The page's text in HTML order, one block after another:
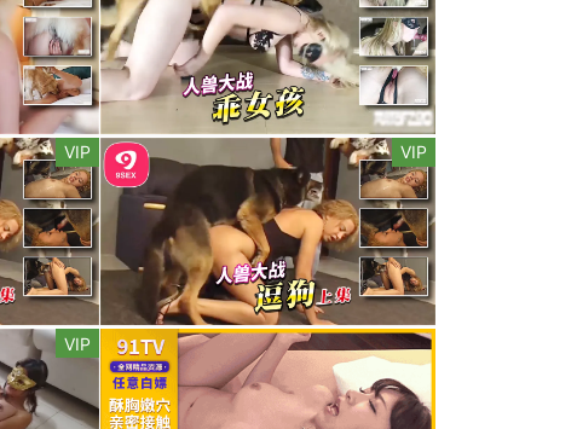
VIP VIP
VIP